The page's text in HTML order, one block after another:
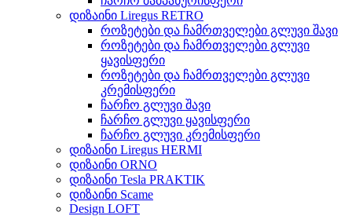
დიზაინი Liregus RETRO
როზეტები და ჩამრთველები გლუვი შავი
როზეტები და ჩამრთველები გლუვი
ყავისფერი
როზეტები და ჩამრთველები გლუვი
კრემისფერი
ჩარჩო გლუვი შავი
ჩარჩო გლუვი ყავისფერი
ჩარჩო გლუვი კრემისფერი
დიზაინი Liregus HERMI
დიზაინი ORNO
დიზაინი Tesla PRAKTIK
დიზაინი Scame
Design LOFT